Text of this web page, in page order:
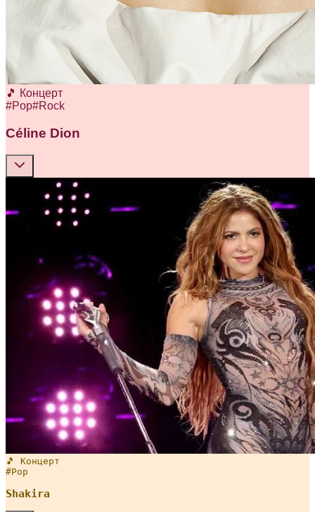
🎵 Концерт
#Pop#Rock
Céline Dion
🎵 Концерт
#Pop
Shakira